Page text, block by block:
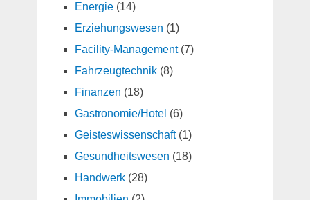
Energie(14)
Erziehungswesen (1)
Facility-Management(7)
Fahrzeugtechnik(8)
Finanzen (18)
Gastronomie/Hotel (6)
Geisteswissenschaft(1)
Gesundheitswesen (18)
Handwerk(28)